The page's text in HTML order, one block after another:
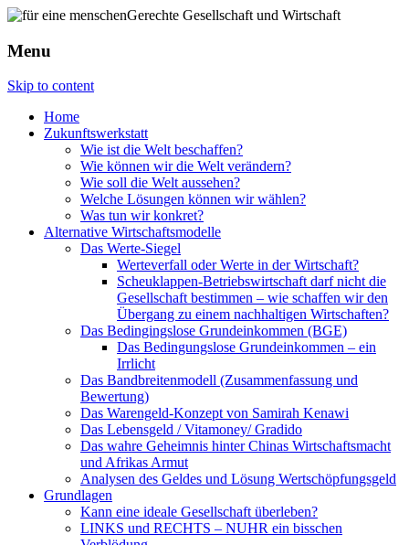
Menu
Skip to content
Home
Zukunftswerkstatt
Wie ist die Welt beschaffen?
Wie können wir die Welt verändern?
Wie soll die Welt aussehen?
Welche Lösungen können wir wählen?
Was tun wir konkret?
Alternative Wirtschaftsmodelle
Das Werte-Siegel
Werteverfall oder Werte in der Wirtschaft?
Scheuklappen-Betriebswirtschaft darf nicht die
Gesellschaft bestimmen – wie schaffen wir den
Übergang zu einem nachhaltigen Wirtschaften?
Das Bedingingslose Grundeinkommen (BGE)
Das Bedingungslose Grundeinkommen – ein
Irrlicht
Das Bandbreitenmodell (Zusammenfassung und
Bewertung)
Das Warengeld-Konzept von Samirah Kenawi
Das Lebensgeld / Vitamoney/ Gradido
Das wahre Geheimnis hinter Chinas Wirtschaftsmacht
und Afrikas Armut
Analysen des Geldes und Lösung Wertschöpfungsgeld
Grundlagen
Kann eine ideale Gesellschaft überleben?
LINKS und RECHTS – NUHR ein bisschen